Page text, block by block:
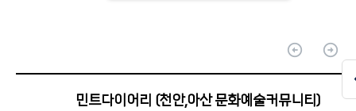
arrow_circle_up arrow_circle_up
민트다이어리 (천안,아산 문화예술커뮤니티)